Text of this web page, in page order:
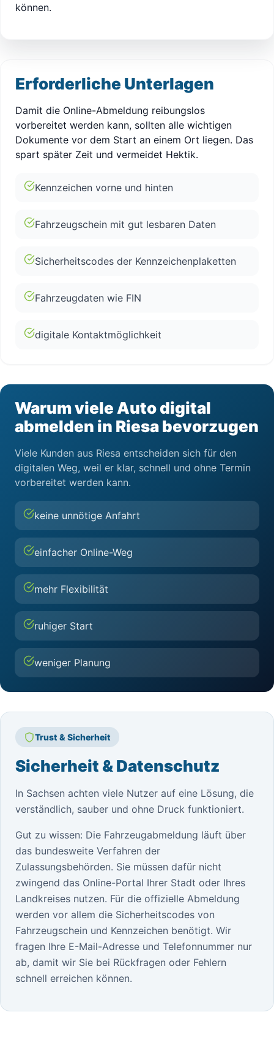
können.
Erforderliche Unterlagen
Damit die Online-Abmeldung reibungslos
vorbereitet werden kann, sollten alle wichtigen
Dokumente vor dem Start an einem Ort liegen. Das
spart später Zeit und vermeidet Hektik.
Kennzeichen vorne und hinten
Fahrzeugschein mit gut lesbaren Daten
Sicherheitscodes der Kennzeichenplaketten
Fahrzeugdaten wie FIN
digitale Kontaktmöglichkeit
Warum viele Auto digital
abmelden in Riesa bevorzugen
Viele Kunden aus Riesa entscheiden sich für den
digitalen Weg, weil er klar, schnell und ohne Termin
vorbereitet werden kann.
keine unnötige Anfahrt
einfacher Online-Weg
mehr Flexibilität
ruhiger Start
weniger Planung
Trust & Sicherheit
Sicherheit & Datenschutz
In Sachsen achten viele Nutzer auf eine Lösung, die
verständlich, sauber und ohne Druck funktioniert.
Gut zu wissen: Die Fahrzeugabmeldung läuft über
das bundesweite Verfahren der
Zulassungsbehörden. Sie müssen dafür nicht
zwingend das Online-Portal Ihrer Stadt oder Ihres
Landkreises nutzen. Für die offizielle Abmeldung
werden vor allem die Sicherheitscodes von
Fahrzeugschein und Kennzeichen benötigt. Wir
fragen Ihre E-Mail-Adresse und Telefonnummer nur
ab, damit wir Sie bei Rückfragen oder Fehlern
schnell erreichen können.